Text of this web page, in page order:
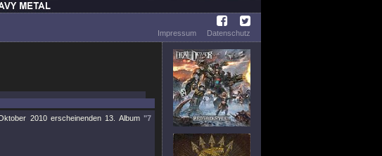
Impressum
Datenschutz
2010 erscheinenden 13. Album"7